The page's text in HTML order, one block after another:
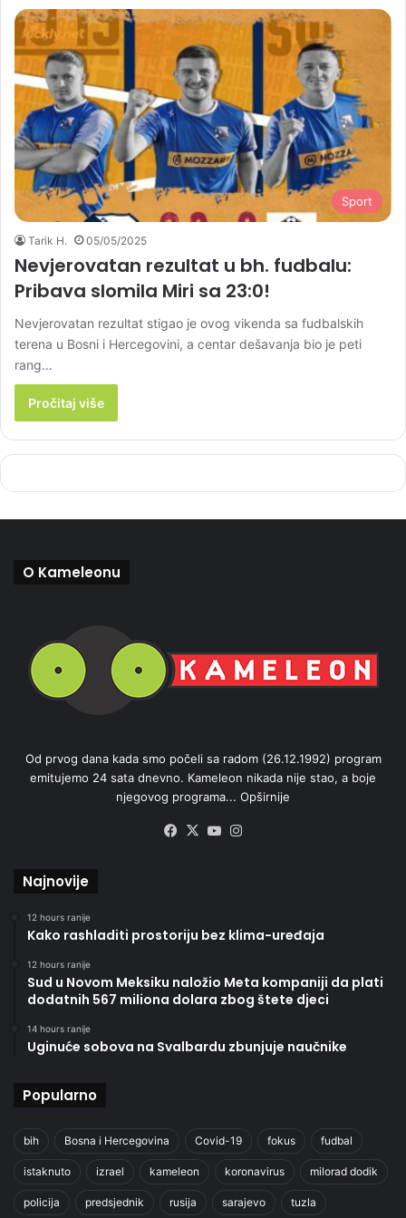
Sport
Tarik H. 05/05/2025
Nevjerovatan rezultat u bh. fudbalu:
Pribava slomila Miri sa 23:0!
Nevjerovatan rezultat stigao je ovog vikenda sa fudbalskih
terena u Bosni i Hercegovini, a centar dešavanja bio je peti
rang…
Pročitaj više
O Kameleonu
Od prvog dana kada smo počeli sa radom (26.12.1992) program
emitujemo 24 sata dnevno. Kameleon nikada nije stao, a boje
njegovog programa... Opširnije
Facebook
X YouTube
Najnovije
12 hours ranije
Kako rashladiti prostoriju bez klima-uređaja
12 hours ranije
Sud u Novom Meksiku naložio Meta kompaniji da plati
dodatnih 567 miliona dolara zbog štete djeci
14 hours ranije
Uginuće sobova na Svalbardu zbunjuje naučnike
Popularno
bih Bosna i Hercegovina Covid-19 fokus fudbal
istaknuto izrael kameleon koronavirus milorad dodik
policija predsjednik rusija sarajevo tuzla